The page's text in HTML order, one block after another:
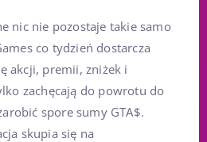
nic nie pozostaje takie samo
co tydzień dostarcza
akcji, premii, zniżek i
zachęcają do powrotu do
spore sumy GTA$.
skupia się na